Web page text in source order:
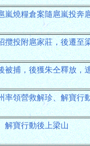
嵐燒糧倉案隨扈嵐投奔
攬投附扈家莊，後遷至
被捕，後獲朱仝釋放，
率領營救解珍、解寶行
解寶行動後上梁山